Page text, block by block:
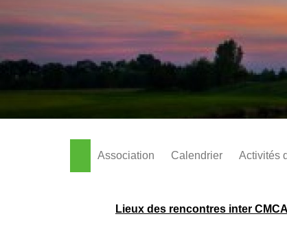
au
contenu
Association Calendrier Activités
Lieux des rencontres inter